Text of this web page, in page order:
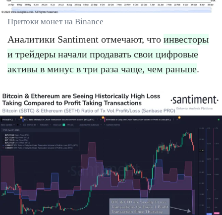
Притоки монет на Binance
Аналитики Santiment отмечают, что инвесторы
и трейдеры начали продавать свои цифровые
активы в минус в три раза чаще, чем раньше.